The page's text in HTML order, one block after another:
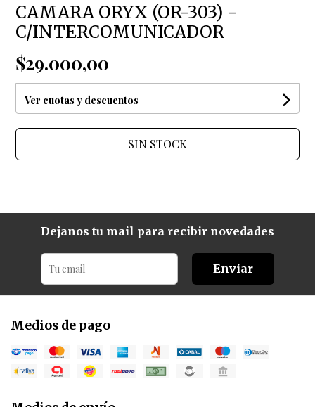
CAMARA ORYX (OR-303) -
C/INTERCOMUNICADOR
$29.000,00
Ver cuotas y descuentos
SIN STOCK
Dejanos tu mail para recibir novedades
Enviar
Medios de pago